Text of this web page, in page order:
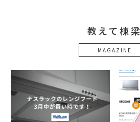
教えて棟梁
MAGAZINE